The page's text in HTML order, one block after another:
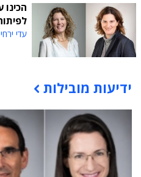
עדי
תוכן פרסומי
ידיעות מובילות